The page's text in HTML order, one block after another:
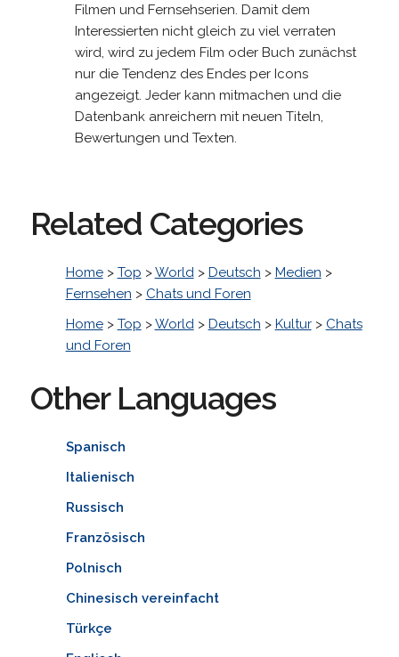
Filmen und Fernsehserien. Damit dem
Interessierten nicht gleich zu viel verraten
wird, wird zu jedem Film oder Buch zunächst
nur die Tendenz des Endes per Icons
angezeigt. Jeder kann mitmachen und die
Datenbank anreichern mit neuen Titeln,
Bewertungen und Texten.
Related Categories
Home> Top >World> Deutsch > Medien >
Fernsehen > Chats und Foren
Home> Top >World> Deutsch > Kultur> Chats
und Foren
Other Languages
Spanisch
Italienisch
Russisch
Französisch
Polnisch
Chinesisch vereinfacht
Türkçe